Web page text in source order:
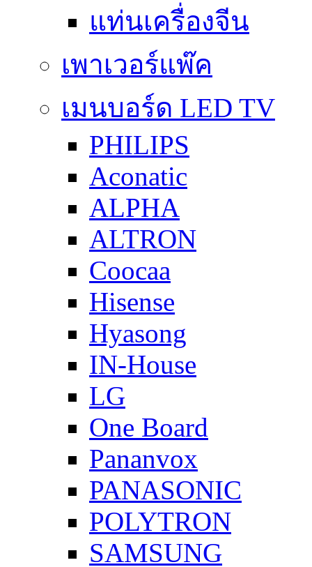
แท่นเครื่องจีน
เพาเวอร์แพ๊ค
เมนบอร์ด LED TV
PHILIPS
Aconatic
ALPHA
ALTRON
Coocaa
Hisense
Hyasong
IN-House
LG
One Board
Pananvox
PANASONIC
POLYTRON
SAMSUNG